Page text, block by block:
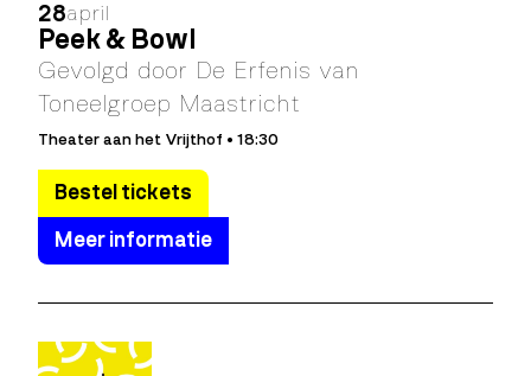
28april
Peek & Bowl
Gevolgd door De Erfenis van
Toneelgroep Maastricht
Theater aan het Vrijthof • 18:30
Bestel tickets
Meer informatie